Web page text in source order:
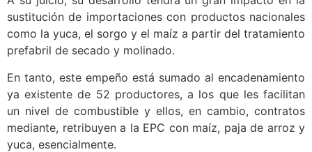
sustitución de importaciones con productos nacionales
como la yuca, el sorgo y el maíz a partir del tratamiento
prefabril de secado y molinado.
En tanto, este empeño está sumado al encadenamiento
ya existente de 52 productores, a los que les facilitan
un nivel de combustible y ellos, en cambio, contratos
mediante, retribuyen a la EPC con maíz, paja de arroz y
yuca, esencialmente.